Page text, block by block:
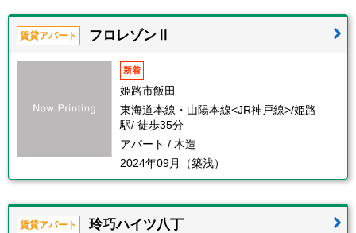
賃貸アパート フロレゾンⅡ
新着
姫路市飯田
東海道本線・山陽本線<JR神戸線>/姫路
駅/ 徒歩35分
アパート / 木造
2024年09月（築浅）
賃貸アパート 玲巧ハイツ八丁